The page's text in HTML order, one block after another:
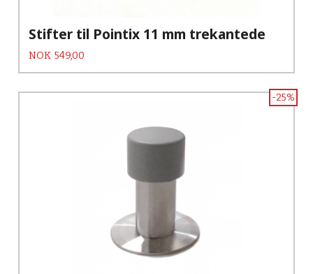
Stifter til Pointix 11 mm trekantede
Pris
NOK 549,00
-25%